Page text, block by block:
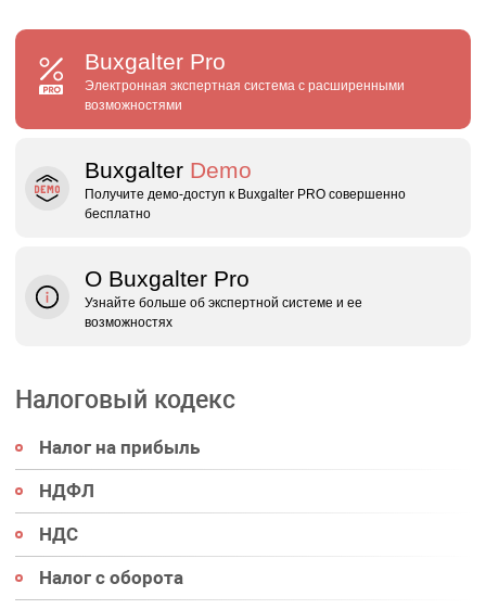
Buxgalter Pro
Электронная экспертная система с расширенными
возможностями
Buxgalter Demo
Получите демо‑доступ к Buxgalter PRO совершенно
бесплатно
О Buxgalter Pro
Узнайте больше об экспертной системе и ее
возможностях
Налоговый кодекс
Налог на прибыль
НДФЛ
НДС
Налог с оборота